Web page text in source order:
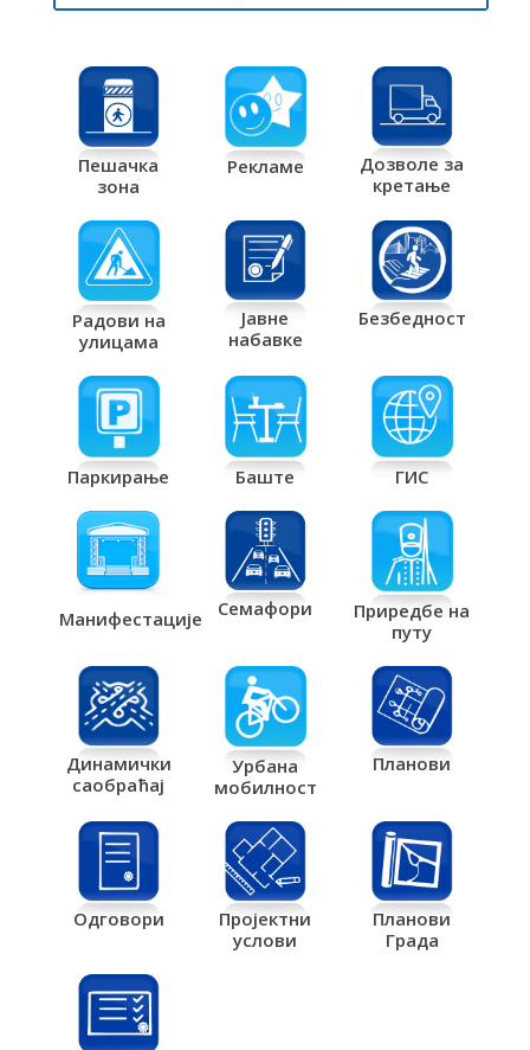
Пешачка
зона
Рекламе
Дозволе за
кретање
Радови на
улицама
Јавне
набавке
Безбедност
Паркирање Баште ГИС
Манифестације Семафори
Приредбе на
путу
Динамички
саобраћај
Урбана
мобилност
Планови
Одговори
Пројектни
услови
Планови
Града